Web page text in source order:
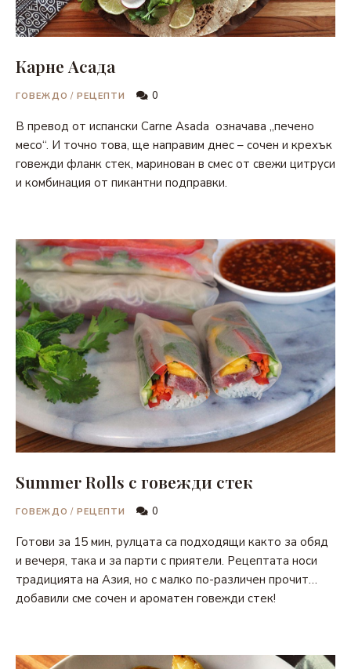
Карне Асада
ГОВЕЖДО / РЕЦЕПТИ 0
В превод от испански Carne Asada означава „печено
месо“. И точно това, ще направим днес – сочен и крехък
говежди фланк стек, маринован в смес от свежи цитруси
и комбинация от пикантни подправки.
Summer Rolls с говежди стек
ГОВЕЖДО / РЕЦЕПТИ 0
Готови за 15 мин, рулцата са подходящи както за обяд
и вечеря, така и за парти с приятели. Рецептата носи
традицията на Азия, но с малко по-различен прочит…
добавили сме сочен и ароматен говежди стек!